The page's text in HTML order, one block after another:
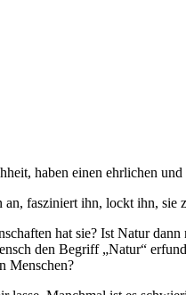
haben einen ehrlichen
fasziniert ihn, lockt ihn, sie
hat sie? Ist Natur
den Begriff „Natur“
Menschen?